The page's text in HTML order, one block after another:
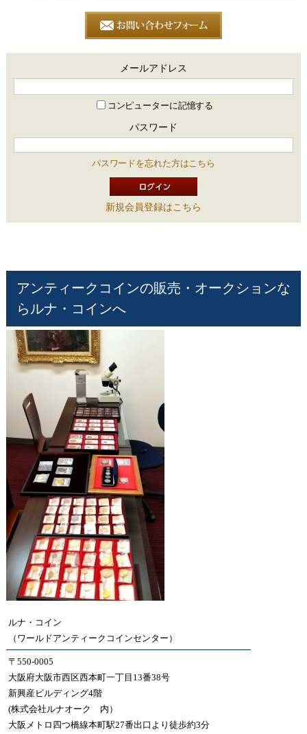
メールアドレス
コンピューターに記憶する
パスワード
パスワードを忘れた方はこちら
新規会員登録はこちら
アンティークコインの販売・オークションな
らルナ・コインへ
ルナ・コイン
（ワールドアンティークコインセンター）
〒550-0005
大阪府大阪市西区西本町一丁目13番38号
新興産ビルディング4階
(株式会社ルナオーク 内）
大阪メトロ四つ橋線本町駅27番出口より徒歩約3分